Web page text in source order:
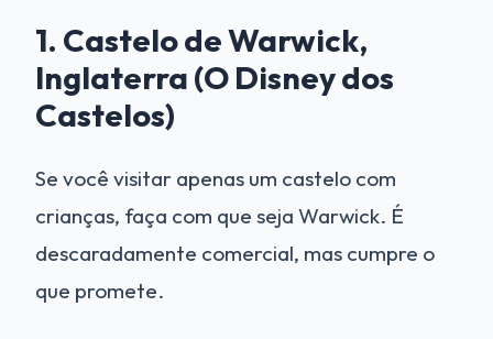
1. Castelo de Warwick,
Inglaterra (O Disney dos
Castelos)
Se você visitar apenas um castelo com
crianças, faça com que seja Warwick. É
descaradamente comercial, mas cumpre o
que promete.